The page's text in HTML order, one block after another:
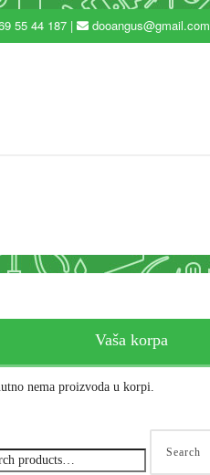
55 44 187 | dooangus@gmail.com
Vaša korpa
nema proizvoda u korpi.
Search